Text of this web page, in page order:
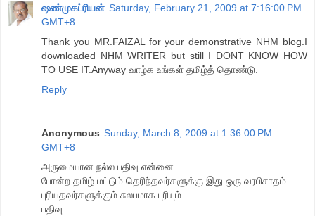
ஷண்முகப்ரியன் Saturday, February 21, 2009 at 7:16:00 PM
GMT+8
Thank you MR.FAIZAL for your demonstrative NHM blog.I
downloaded NHM WRITER but still I DONT KNOW HOW
TO USE IT.Anyway வாழ்க உங்கள் தமிழ்த் தொண்டு.
Reply
Anonymous Sunday, March 8, 2009 at 1:36:00 PM
GMT+8
அருமையான நல்ல பதிவு என்னை
போன்ற தமிழ் மட்டும் தெரிந்தவர்களுக்கு இது ஒரு வரபிசாதம்
புரியதவர்களுக்கும் சுலபமாக புரியும்
பதிவு